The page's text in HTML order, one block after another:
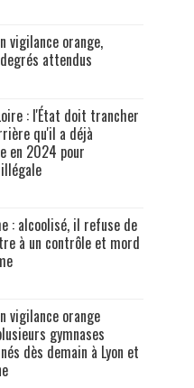
vigilance orange,
attendus
: l'État doit trancher
qu'il a déjà
en 2024 pour
: alcoolisé, il refuse de
à un contrôle et mord
vigilance orange
gymnases
dès demain à Lyon et